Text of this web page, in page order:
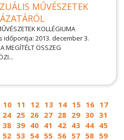
MŰVÉSZETEK
KOLLÉGIUMA
időpontja: 2013. december 3.
MEGÍTÉLT ÖSSZEG
10 11 12 13 14 15 16 17
24 25 26 27 28 29 30 31
38 39 40 41 42 43 44 45
52 53 54 55 56 57 58 59